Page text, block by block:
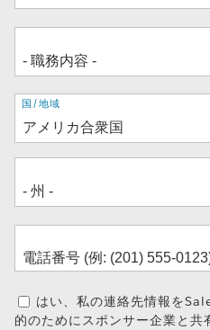
住
所
国/地域
はい、私の連絡先情報を
的のためにスポンサー企業と共